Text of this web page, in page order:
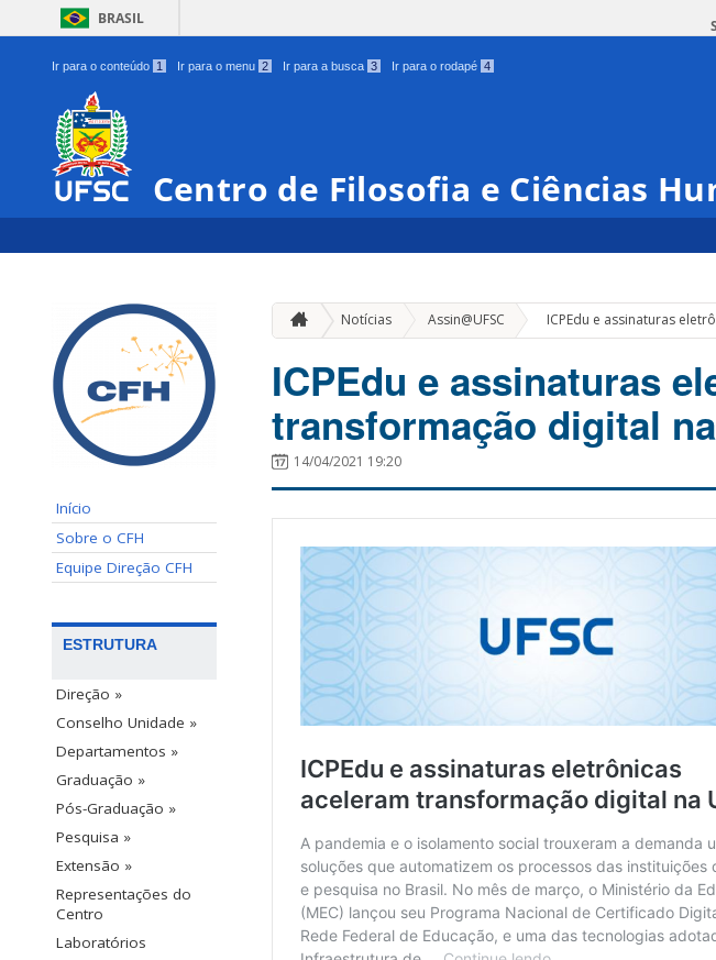
BRASIL
Ir para o conteúdo 1 Ir para o menu 2 Ir para a busca 3 Ir para o rodapé 4
Centro de Filosofia e Ciências
Início
Sobre o CFH
Equipe Direção CFH
ESTRUTURA
Direção »
Conselho Unidade »
Departamentos »
Graduação »
Pós-Graduação »
Pesquisa »
Extensão »
Representações do
Centro
Laboratórios
Notícias Assin@UFSC » ICPEdu e assinaturas
ICPEdu e assinaturas
transformação digital
14/04/2021 19:20